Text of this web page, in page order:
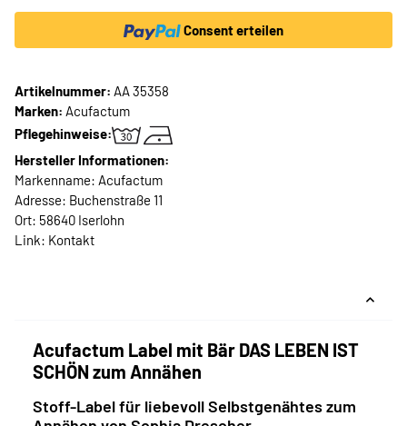
Consent erteilen
Artikelnummer: AA 35358
Marken: Acufactum
Pflegehinweise:
Hersteller Informationen:
Markenname: Acufactum
Adresse: Buchenstraße 11
Ort: 58640 Iserlohn
Link: Kontakt
Acufactum Label mit Bär DAS LEBEN IST
SCHÖN zum Annähen
Stoff-Label für liebevoll Selbstgenähtes zum